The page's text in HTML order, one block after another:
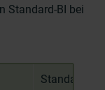
Standard-BI bei
Standard-BI